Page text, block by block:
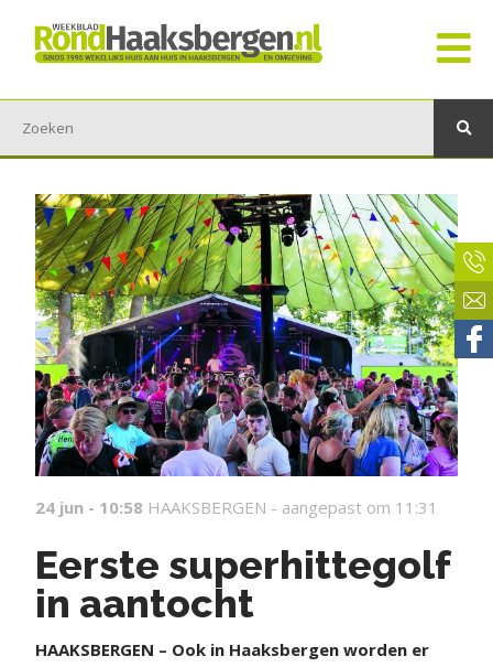
24 jun - 10:58 HAAKSBERGEN - aangepast om 11:31
Eerste superhittegolf
in aantocht
HAAKSBERGEN – Ook in Haaksbergen worden er